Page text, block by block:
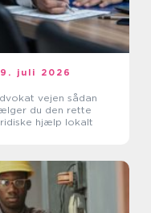
juli 2026
vejen sådan
du den rette
hjælp lokalt